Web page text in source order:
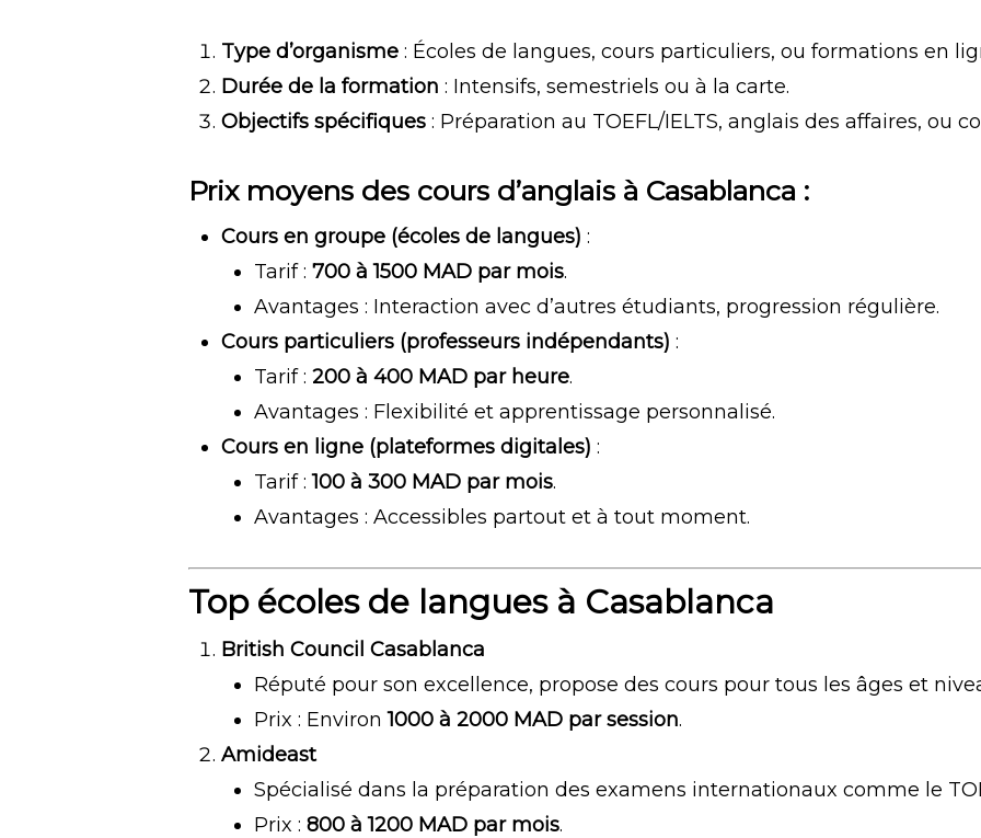
Type d’organisme : Écoles de langues, cours particuliers, ou formations en
Durée de la formation : Intensifs, semestriels ou à la carte.
Objectifs spécifiques : Préparation au TOEFL/IELTS, anglais des affaires, ou
Prix moyens des cours d’anglais à Casablanca :
Cours en groupe (écoles de langues) :
Tarif : 700 à 1500 MAD par mois.
Avantages : Interaction avec d’autres étudiants, progression régulière.
Cours particuliers (professeurs indépendants) :
Tarif : 200 à 400 MAD par heure.
Avantages : Flexibilité et apprentissage personnalisé.
Cours en ligne (plateformes digitales) :
Tarif :100 à 300 MAD par mois.
Avantages : Accessibles partout et à tout moment.
Top écoles de langues à Casablanca
British Council Casablanca
Réputé pour son excellence, propose des cours pour tous les âges et
Prix : Environ1000 à 2000 MAD par session.
Amideast
Spécialisé dans la préparation des examens internationaux comme le
Prix : 800 à 1200 MAD par mois.